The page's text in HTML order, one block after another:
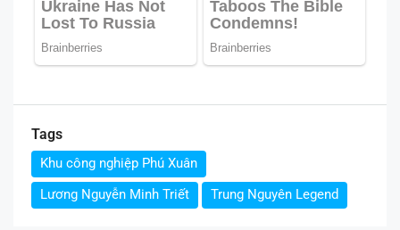
Tags
Khu công nghiệp Phú Xuân
Lương Nguyễn Minh Triết
Trung Nguyên Legend